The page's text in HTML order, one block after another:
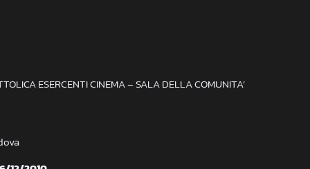
ESERCENTI CINEMA – SALA DELLA COMUNITA’